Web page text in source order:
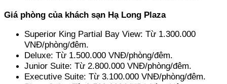
Giá phòng của khách sạn Hạ Long Plaza
Superior King Partial Bay View: Từ 1.300.000
VNĐ/phòng/đêm.
Deluxe: Từ 1.500.000 VNĐ/phòng/đêm.
Junior Suite: Từ 2.800.000 VNĐ/phòng/đêm.
Executive Suite: Từ 3.100.000 VNĐ/phòng/đêm.